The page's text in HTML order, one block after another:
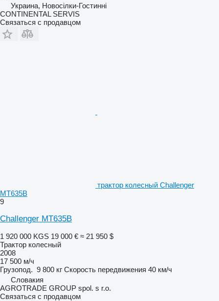
Украина, Новосілки-Гостинні
CONTINENTAL SERVIS
Связаться с продавцом
трактор колесный Challenger
MT635B
9
Challenger MT635B
1 920 000 KGS 19 000 € ≈ 21 950 $
Трактор колесный
2008
17 500 м/ч
Грузопод. 9 800 кг Скорость передвижения 40 км/ч
Словакия
AGROTRADE GROUP spol. s r.o.
Связаться с продавцом